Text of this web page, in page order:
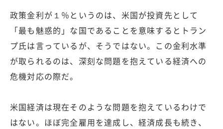
政策金利が１％というのは、米国が投資先として
「最も魅惑的」な国であることを意味するとトラン
プ氏は言っているが、そうではない。この金利水準
が取られるのは、深刻な問題を抱えている経済への
危機対応の際だ。
米国経済は現在そのような問題を抱えているわけで
はない。ほぼ完全雇用を達成し、経済成長も続き、